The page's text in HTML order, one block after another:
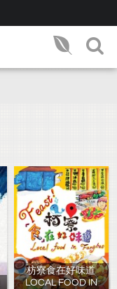
枋寮食在好味道
LOCAL FOOD IN